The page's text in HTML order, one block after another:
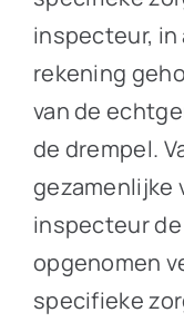
inspecteur, in
rekening
van de
de drempel.
gezamenlijke
inspecteur
opgenomen
specifieke